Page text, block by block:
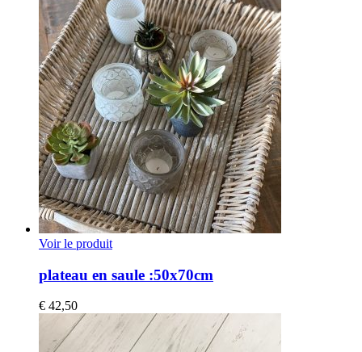
Voir le produit
plateau en saule :50x70cm
€ 42,50